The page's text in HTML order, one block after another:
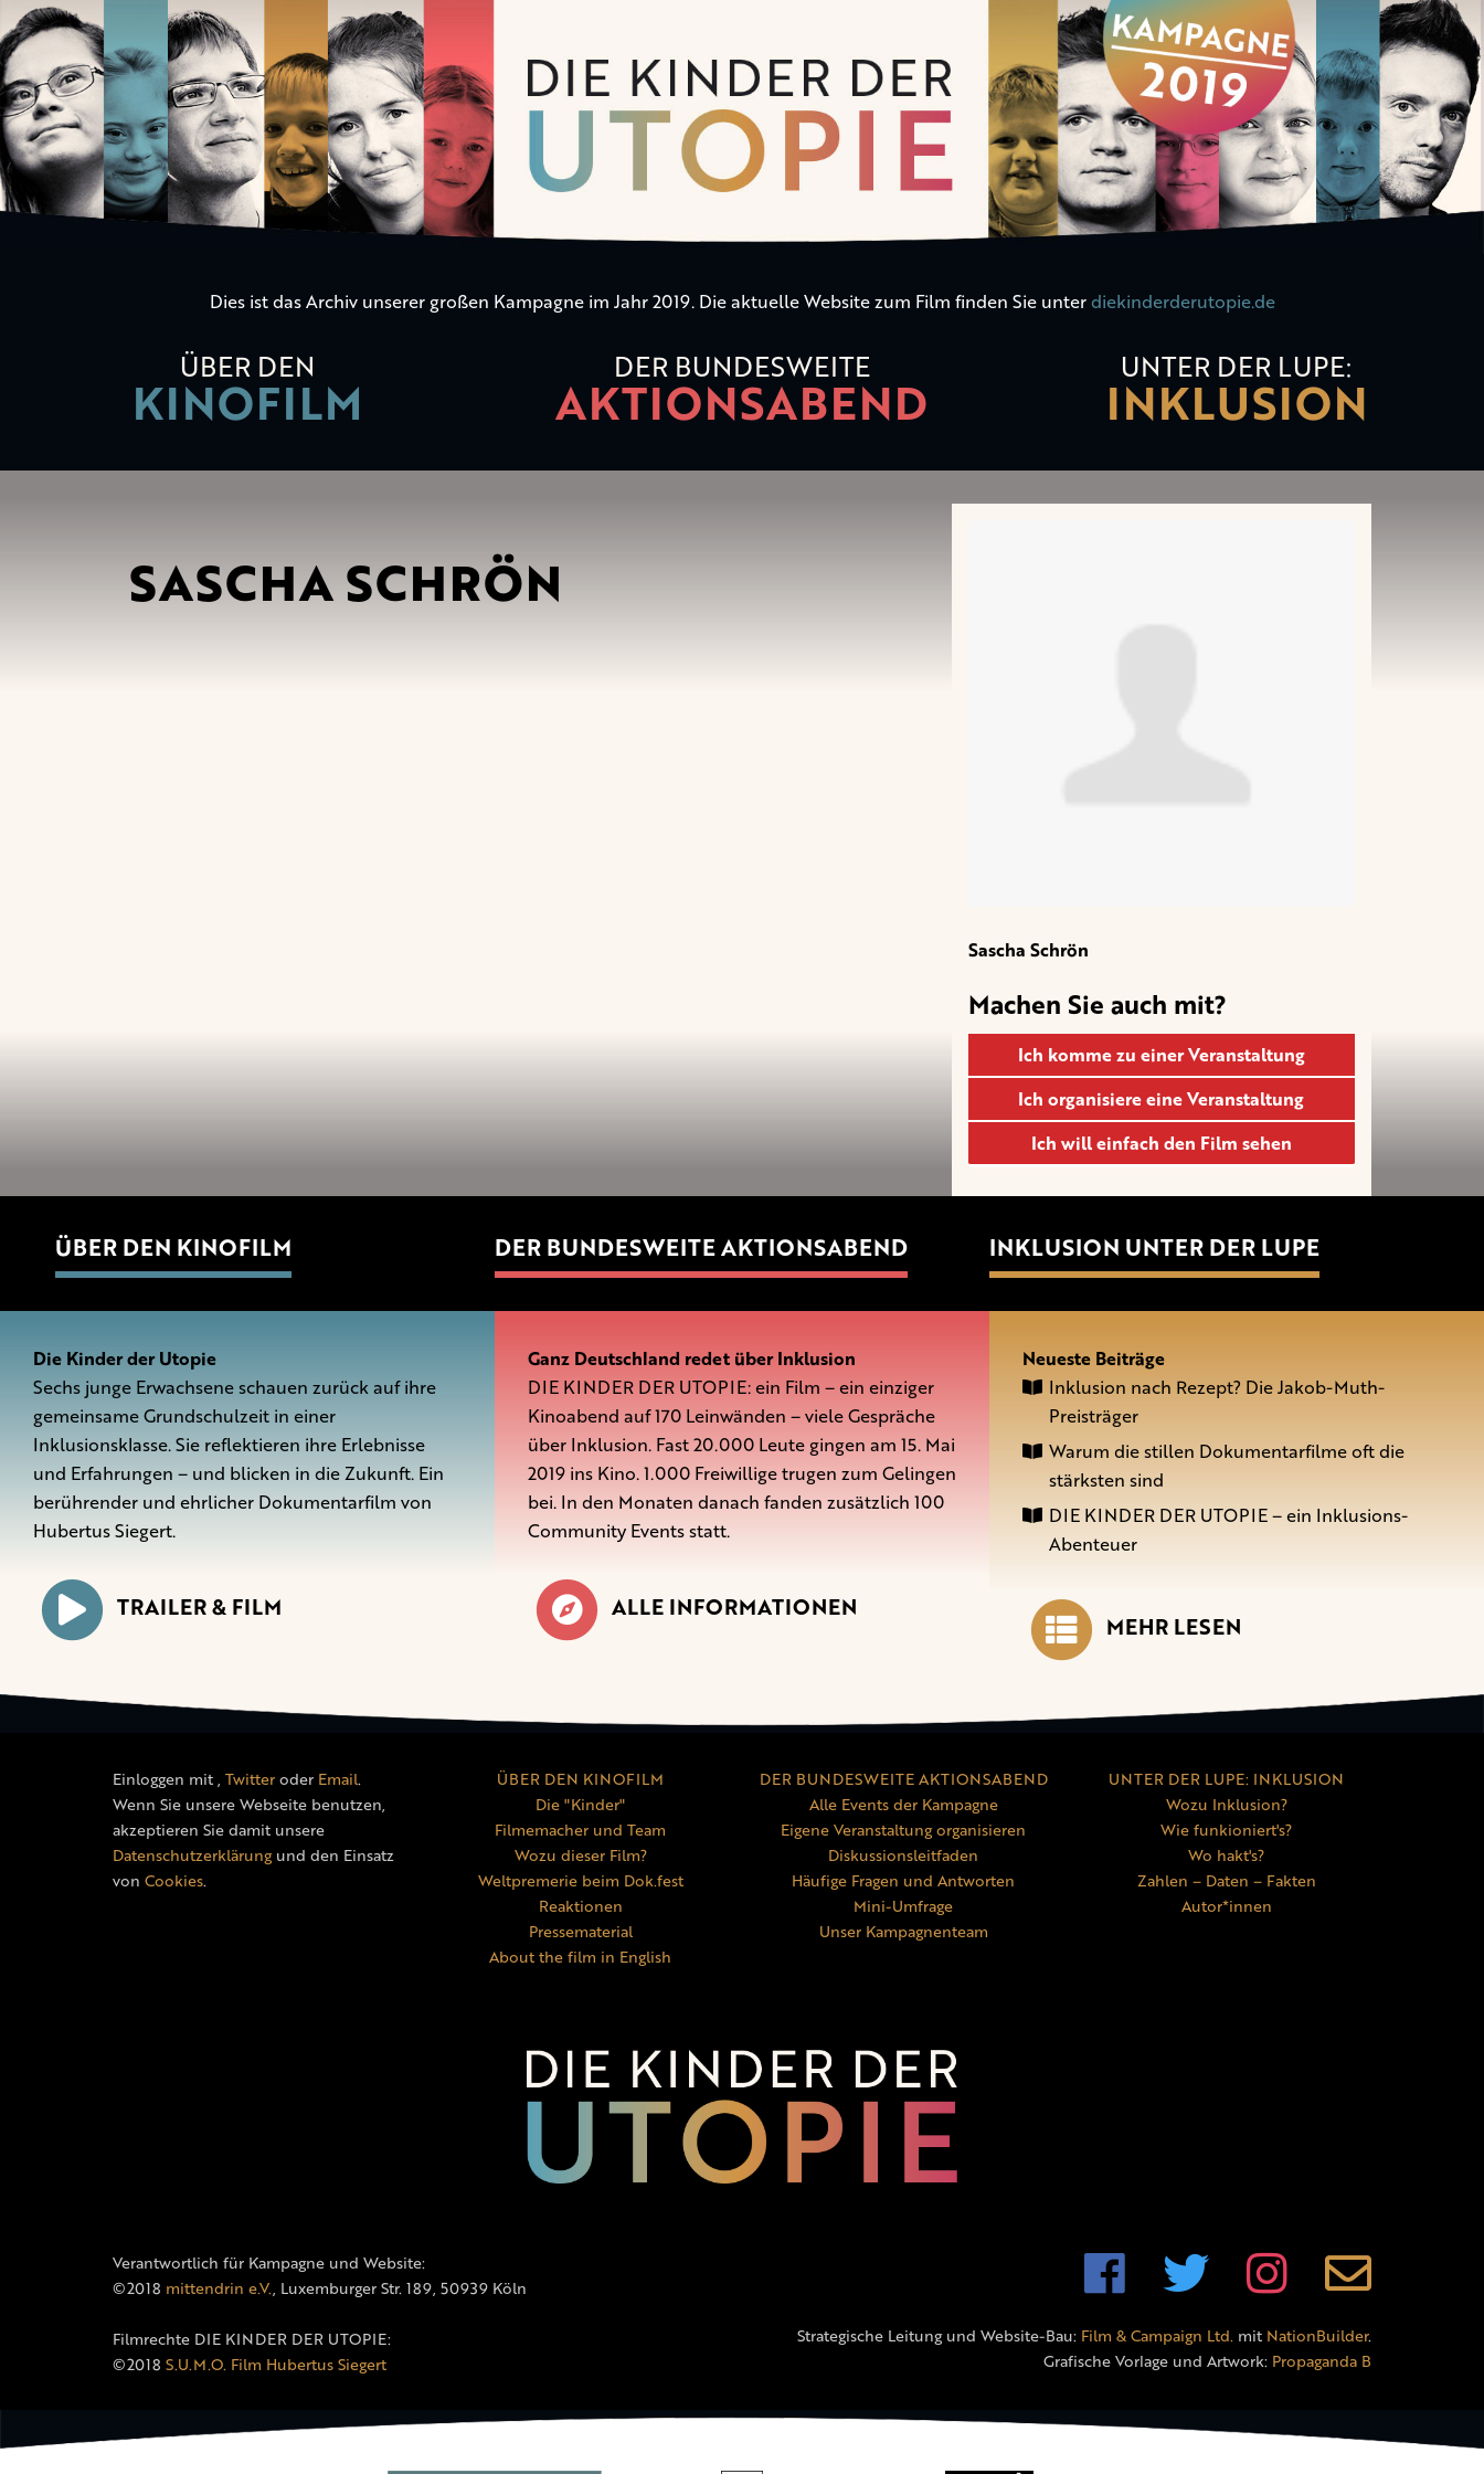
Die
Kinder
der
Utopie
Dies ist das Archiv unserer großen Kampagne im Jahr 2019. Die aktuelle Website zum Film finden Sie unter diekinderderutopie.de
ÜBER DEN
KINOFILM
DER BUNDESWEITE
AKTIONSABEND
UNTER DER LUPE:
INKLUSION
SASCHA SCHRÖN
Sascha Schrön
Machen Sie auch mit?
Ich komme zu einer Veranstaltung
Ich organisiere eine Veranstaltung
Ich will einfach den Film sehen
ÜBER DEN KINOFILM
Die Kinder der Utopie
Sechs junge Erwachsene schauen zurück auf ihre
gemeinsame Grundschulzeit in einer
Inklusionsklasse. Sie reflektieren ihre Erlebnisse
und Erfahrungen – und blicken in die Zukunft. Ein
berührender und ehrlicher Dokumentarfilm von
Hubertus Siegert.
TRAILER & FILM
DER BUNDESWEITE AKTIONSABEND
Ganz Deutschland redet über Inklusion
DIE KINDER DER UTOPIE: ein Film – ein einziger
Kinoabend auf 170 Leinwänden – viele Gespräche
über Inklusion. Fast 20.000 Leute gingen am 15. Mai
2019 ins Kino. 1.000 Freiwillige trugen zum Gelingen
bei. In den Monaten danach fanden zusätzlich 100
Community Events statt.
ALLE INFORMATIONEN
INKLUSION UNTER DER LUPE
Neueste Beiträge
Inklusion nach Rezept? Die Jakob-Muth-
Preisträger
Warum die stillen Dokumentarfilme oft die
stärksten sind
DIE KINDER DER UTOPIE – ein Inklusions-
Abenteuer
MEHR LESEN
Einloggen mit, Twitteroder Email.
Wenn Sie unsere Webseite benutzen,
akzeptieren Sie damit unsere
Datenschutzerklärungund den Einsatz
von Cookies.
ÜBER DEN KINOFILM
Die "Kinder"
Filmemacher und Team
Wozu dieser Film?
Weltpremerie beim Dok.fest
Reaktionen
Pressematerial
About the film in English
DER BUNDESWEITE AKTIONSABEND
Alle Events der Kampagne
Eigene Veranstaltung organisieren
Diskussionsleitfaden
Häufige Fragen und Antworten
Mini-Umfrage
Unser Kampagnenteam
UNTER DER LUPE: INKLUSION
Wozu Inklusion?
Wie funkioniert's?
Wo hakt's?
Zahlen – Daten – Fakten
Autor*innen
Verantwortlich für Kampagne und Website:
©2018 mittendrin e.V., Luxemburger Str. 189, 50939 Köln
Filmrechte DIE KINDER DER UTOPIE:
©2018 S.U.M.O. Film Hubertus Siegert
Strategische Leitung und Website-Bau: Film & Campaign Ltd. mit NationBuilder.
Grafische Vorlage und Artwork: Propaganda B